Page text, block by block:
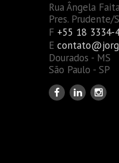
Rua Ângela
Pres. Prudente/
F +55 18 3334-
E
Dourados -
São Paulo -